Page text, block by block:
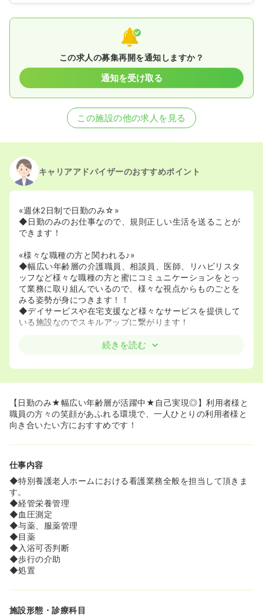
この求人の募集再開を通知しますか？
通知を受け取る
この施設の他の求人を見る
キャリアアドバイザーのおすすめポイント
«週休2日制で日勤のみ☆»
◆日勤のみのお仕事なので、規則正しい生活を送ることが
できます！
«様々な職種の方と関われる♪»
◆幅広い年齢層の介護職員、相談員、医師、リハビリスタ
ッフなど様々な職種の方と蜜にコミュニケーションをとっ
て業務に取り組んでいるので、様々な視点からものごとを
みる姿勢が身につきます！！
◆デイサービスや在宅支援など様々なサービスを提供して
いる施設なのでスキルアップに繋がります！
«一人ひとりのなりたい姿を応援☆»
なりたい姿を共有することで個々のスタッフの育成のサポ
«入居者様と丁寧に向き合える☆»
◆節分やこどもの日など行事日には様々なイベントやレク
リエーションを実施しています！入居者様、職員の方柄一
笑顔がみたい方には特におすすめです！
続きを読む
【日勤のみ★幅広い年齢層が活躍中★自己実現◎】利用者様と
職員の方々の笑顔があふれる環境で、一人ひとりの利用者様と
向き合いたい方におすすめです！
仕事内容
◆特別養護老人ホームにおける看護業務全般を担当して頂きま
す。
◆経管栄養管理
◆血圧測定
◆与薬、服薬管理
◆目薬
◆入浴可否判断
◆歩行の介助
◆処置
施設形態・診療科目